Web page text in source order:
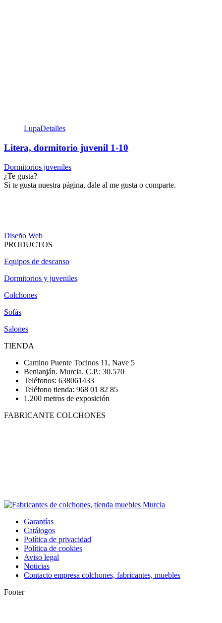
LupaDetalles
Litera, dormitorio juvenil 1-10
Dormitorios juveniles
¿Te gusta?
Si te gusta nuestra página, dale al me gusta o comparte.
Diseño Web
PRODUCTOS
Equipos de descanso
Dormitorios y juveniles
Colchones
Sofás
Salones
TIENDA
Camino Puente Tocinos 11, Nave 5
Benianján. Murcia. C.P.: 30.570
Teléfonos: 638061433
Teléfono tienda: 968 01 82 85
1.200 metros de exposición
FABRICANTE COLCHONES
Garantías
Catálogos
Política de privacidad
Política de cookies
Aviso legal
Noticias
Contacto empresa colchones, fabricantes, muebles
Footer